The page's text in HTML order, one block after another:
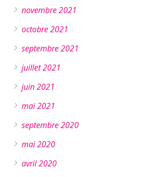
novembre 2021
octobre 2021
septembre 2021
juillet 2021
juin 2021
mai 2021
septembre 2020
mai 2020
avril 2020